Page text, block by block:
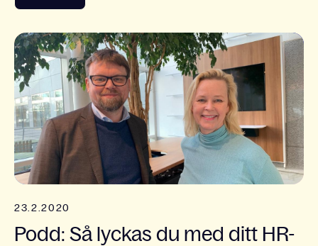
23.2.2020
Podd: Så lyckas du med ditt HR-